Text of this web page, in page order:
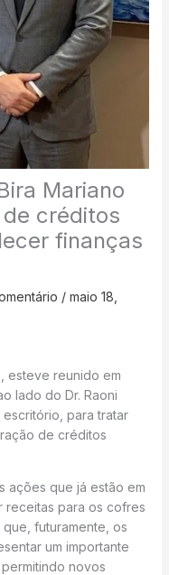
Mariano
créditos
finanças
/ maio 18,
esteve reunido em
lado do Dr. Raoni
para tratar
de créditos
ações que já estão em
receitas para os cofres
futuramente, os
um importante
novos